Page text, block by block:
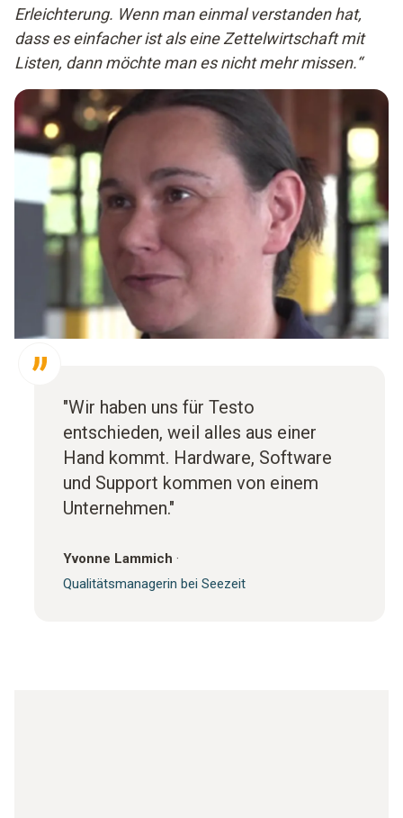
Erleichterung. Wenn man einmal verstanden hat,
dass es einfacher ist als eine Zettelwirtschaft mit
Listen, dann möchte man es nicht mehr missen.“
"Wir haben uns für Testo
entschieden, weil alles aus einer
Hand kommt. Hardware, Software
und Support kommen von einem
Unternehmen."
Yvonne Lammich ·
Qualitätsmanagerin bei Seezeit